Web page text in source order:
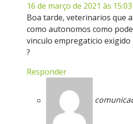
16 de março de 2021 às 15:03
Boa tarde, veterinarios que
como autonomos como
vinculo empregaticio exigido
?
Responder